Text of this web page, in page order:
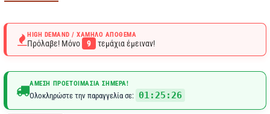
HIGH DEMAND / ΧΑΜΗΛΌ ΑΠΌΘΕΜΑ
Πρόλαβε! Μόνο 9 τεμάχια έμειναν!
ΆΜΕΣΗ ΠΡΟΕΤΟΙΜΑΣΊΑ ΣΉΜΕΡΑ!
Ολοκληρώστε την παραγγελία σε: 01:25:25